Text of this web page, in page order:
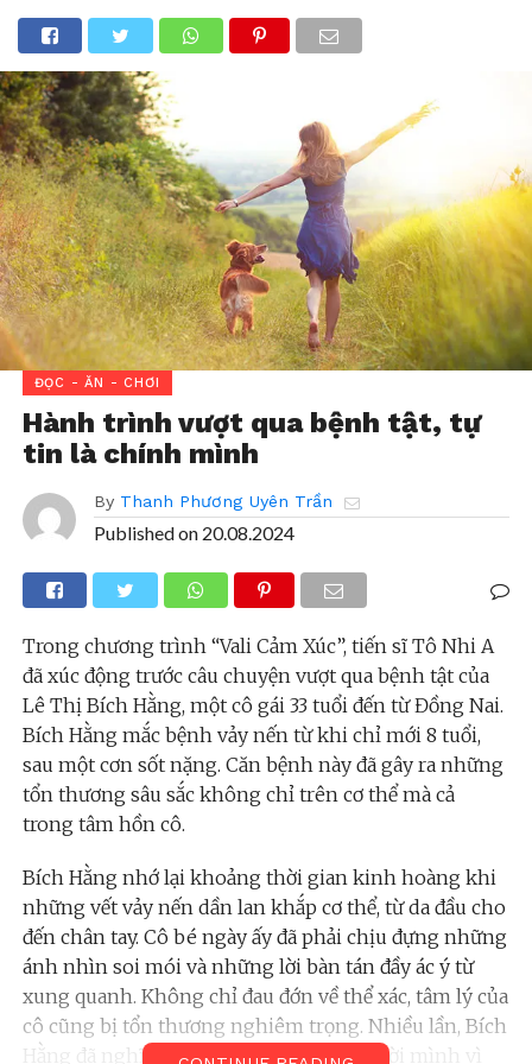
ĐỌC - ĂN - CHƠI
Hành trình vượt qua bệnh tật, tự
tin là chính mình
By Thanh Phương Uyên Trần
Published on 20.08.2024
Trong chương trình “Vali Cảm Xúc”, tiến sĩ Tô Nhi A
đã xúc động trước câu chuyện vượt qua bệnh tật của
Lê Thị Bích Hằng, một cô gái 33 tuổi đến từ Đồng Nai.
Bích Hằng mắc bệnh vảy nến từ khi chỉ mới 8 tuổi,
sau một cơn sốt nặng. Căn bệnh này đã gây ra những
tổn thương sâu sắc không chỉ trên cơ thể mà cả
trong tâm hồn cô.
Bích Hằng nhớ lại khoảng thời gian kinh hoàng khi
những vết vảy nến dần lan khắp cơ thể, từ da đầu cho
đến chân tay. Cô bé ngày ấy đã phải chịu đựng những
ánh nhìn soi mói và những lời bàn tán đầy ác ý từ
xung quanh. Không chỉ đau đớn về thể xác, tâm lý của
cô cũng bị tổn thương nghiêm trọng. Nhiều lần, Bích
Hằng đã nghĩ đến việc tự kết thúc cuộc đời mình vì